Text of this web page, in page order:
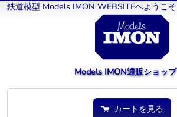
鉄道模型 Models IMON WEBSITEへようこそ
Models IMON通販ショップ
カートを見る